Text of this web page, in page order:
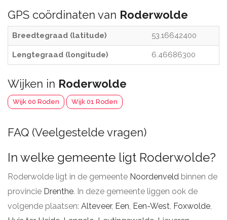
GPS coördinaten van Roderwolde
Breedtegraad (latitude) 53.16642400
Lengtegraad (longitude) 6.46686300
Wijken in Roderwolde
Wijk 00 Roden Wijk 01 Roden
FAQ (Veelgestelde vragen)
In welke gemeente ligt Roderwolde?
Roderwolde ligt in de gemeente Noordenveld binnen de
provincie Drenthe. In deze gemeente liggen ook de
volgende plaatsen: Alteveer, Een, Een-West, Foxwolde,